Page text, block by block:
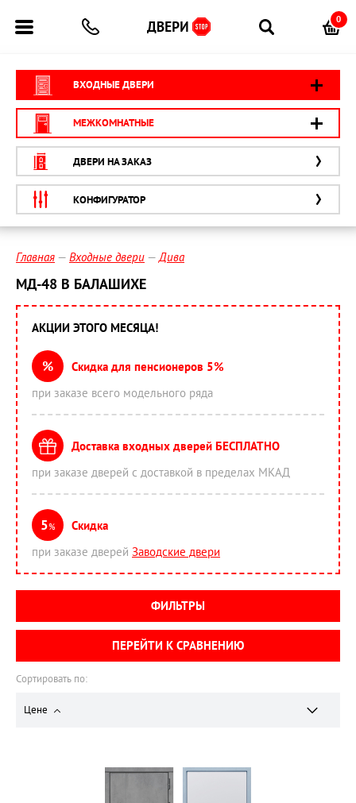
0
ВХОДНЫЕ ДВЕРИ
МЕЖКОМНАТНЫЕ
ДВЕРИ НА ЗАКАЗ
КОНФИГУРАТОР
Главная Входные двери Дива
МД-48 В БАЛАШИХЕ
Сортировать по:
Цене
АКЦИИ ЭТОГО МЕСЯЦА!
%
Скидка для пенсионеров 5%
при заказе всего модельного ряда
Доставка входных дверей БЕСПЛАТНО
при заказе дверей с доставкой в пределах МКАД
5%
Скидка
при заказе дверей Заводские двери
ФИЛЬТРЫ
ПЕРЕЙТИ К СРАВНЕНИЮ